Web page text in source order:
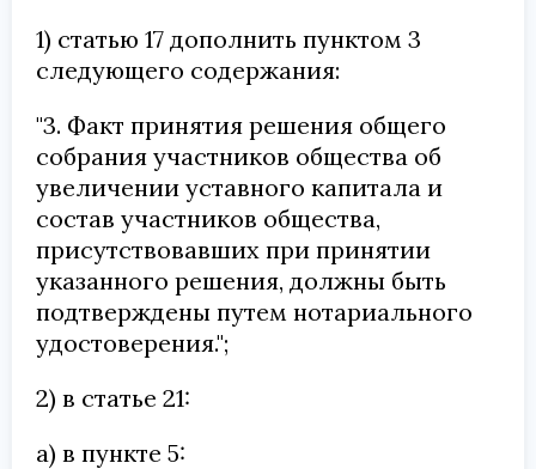
1) статью 17 дополнить пунктом 3
следующего содержания:
"3. Факт принятия решения общего
собрания участников общества об
увеличении уставного капитала и
состав участников общества,
присутствовавших при принятии
указанного решения, должны быть
подтверждены путем нотариального
удостоверения.";
2) в статье 21:
а) в пункте 5: